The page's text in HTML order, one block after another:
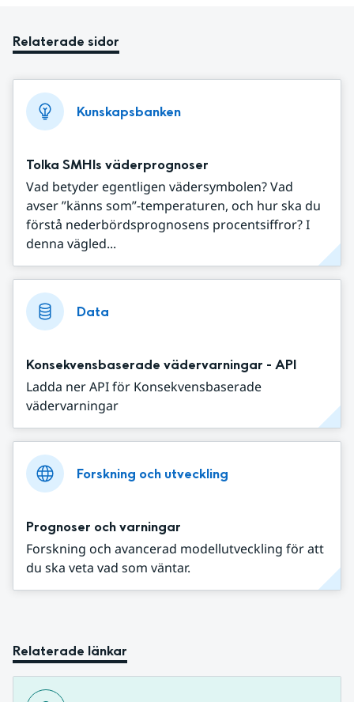
Relaterade sidor
Kunskapsbanken
Tolka SMHIs väderprognoser
Vad betyder egentligen vädersymbolen? Vad
avser ”känns som”-temperaturen, och hur ska du
förstå nederbördsprognosens procentsiffror? I
denna vägled...
Data
Konsekvensbaserade vädervarningar - API
Ladda ner API för Konsekvensbaserade
vädervarningar
Forskning och utveckling
Prognoser och varningar
Forskning och avancerad modellutveckling för att
du ska veta vad som väntar.
Relaterade länkar